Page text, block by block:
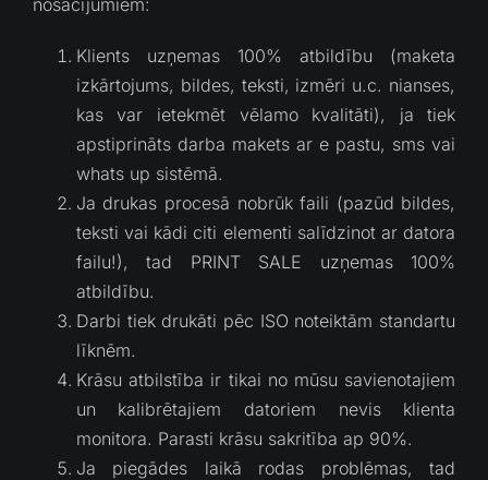
Klients uzņemas 100% atbildību (maketa
izkārtojums, bildes, teksti, izmēri u.c. nianses,
kas var ietekmēt vēlamo kvalitāti), ja tiek
apstiprināts darba makets ar e pastu, sms vai
whats up sistēmā.
Ja drukas procesā nobrūk faili (pazūd bildes,
teksti vai kādi citi elementi salīdzinot ar datora
failu!), tad PRINT SALE uzņemas 100%
atbildību.
Darbi tiek drukāti pēc ISO noteiktām standartu
līknēm.
Krāsu atbilstība ir tikai no mūsu savienotajiem
un kalibrētajiem datoriem nevis klienta
monitora. Parasti krāsu sakritība ap 90%.
Ja piegādes laikā rodas problēmas, tad